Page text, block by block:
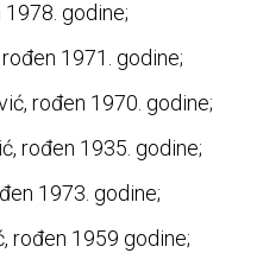
godine;
1971. godine;
rođen 1970. godine;
rođen 1935. godine;
1973. godine;
rođen 1959 godine;